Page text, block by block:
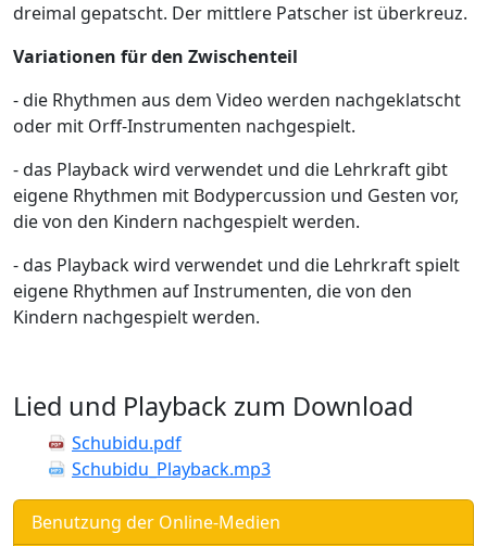
dreimal gepatscht. Der mittlere Patscher ist überkreuz.
Variationen für den Zwischenteil
- die Rhythmen aus dem Video werden nachgeklatscht
oder mit Orff-Instrumenten nachgespielt.
- das Playback wird verwendet und die Lehrkraft gibt
eigene Rhythmen mit Bodypercussion und Gesten vor,
die von den Kindern nachgespielt werden.
- das Playback wird verwendet und die Lehrkraft spielt
eigene Rhythmen auf Instrumenten, die von den
Kindern nachgespielt werden.
Lied und Playback zum Download
Schubidu.pdf
Schubidu_Playback.mp3
Benutzung der Online-Medien